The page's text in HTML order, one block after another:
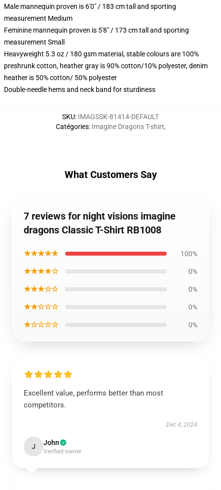
Male mannequin proven is 6'0" / 183 cm tall and sporting
measurement Medium
Feminine mannequin proven is 5'8" / 173 cm tall and sporting
measurement Small
Heavyweight 5.3 oz / 180 gsm material, stable colours are 100%
preshrunk cotton, heather gray is 90% cotton/10% polyester, denim
heather is 50% cotton/ 50% polyester
Double-needle hems and neck band for sturdiness
SKU: IMAGSSK-81414-DEFAULT
Catégories: Imagine Dragons T-shirt,
What Customers Say
7 reviews for night visions imagine
dragons Classic T-Shirt RB1008
★★★★★ 100%
★★★★☆ 0%
★★★☆☆ 0%
★★☆☆☆ 0%
★☆☆☆☆ 0%
Excellent value, performs better than most
competitors.
Dec 4, 2024
J John
Verified owner